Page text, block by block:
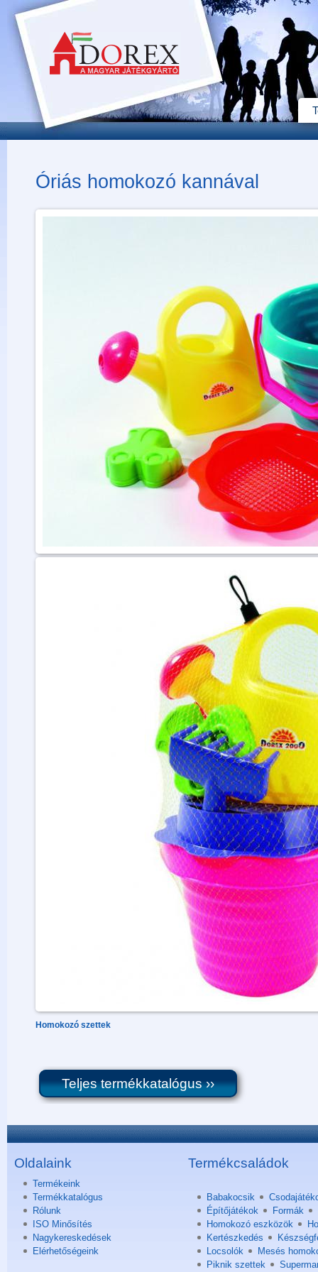
Óriás homokozó kannával
Homokozó szettek
Teljes termékkatalógus ››
Oldalaink
Termékeink
Termékkatalógus
Rólunk
ISO Minősítés
Nagykereskedések
Elérhetőségeink
Termékcsaládok
Babakocsik
Építőjátékok
Formák
Homokozó eszközök
Kertészkedés
Locsolók
Mesés
Piknik szettek